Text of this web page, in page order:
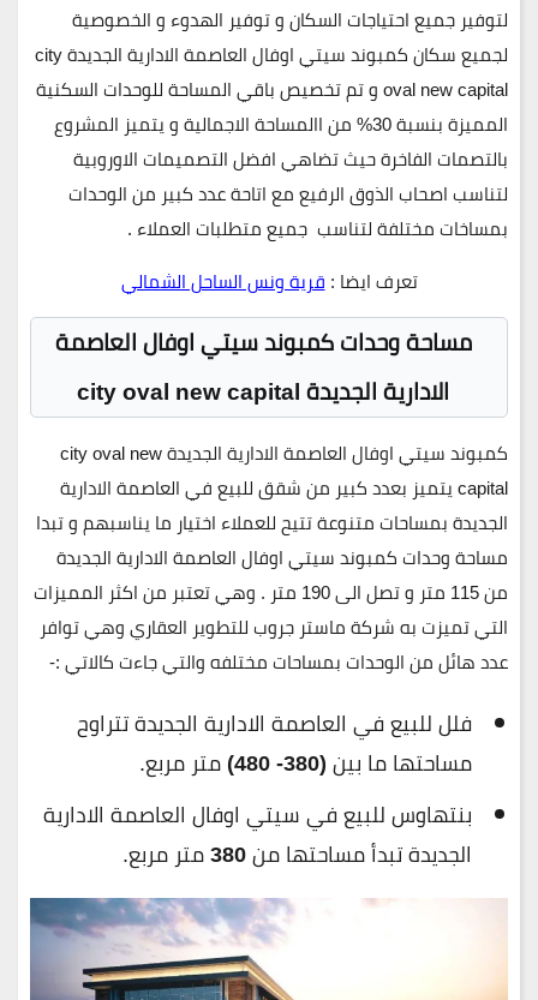
لتوفير جميع احتياجات السكان و توفير الهدوء و الخصوصية
لجميع سكان كمبوند سيتي اوفال العاصمة الادارية الجديدة city
oval new capital و تم تخصيص باقي المساحة للوحدات السكنية
المميزة بنسبة 30% من االمساحة الاجمالية و يتميز المشروع
بالتصمات الفاخرة حيث تضاهي افضل التصميمات الاوروبية
لتناسب اصحاب الذوق الرفيع مع اتاحة عدد كبير من الوحدات
بمساخات مختلفة لتناسب جميع متطلبات العملاء .
تعرف ايضا :قرية ونس الساحل الشمالي
مساحة وحدات كمبوند سيتي اوفال العاصمة
الادارية الجديدة city oval new capital
كمبوند سيتي اوفال العاصمة الادارية الجديدة city oval new
capital يتميز بعدد كبير من شقق للبيع في العاصمة الادارية
الجديدة بمساحات متنوعة تتيح للعملاء اختيار ما يناسبهم و تبدا
مساحة وحدات كمبوند سيتي اوفال العاصمة الادارية الجديدة
من 115 متر و تصل الى 190 متر . وهي تعتبر من اكثر المميزات
التي تميزت به شركة ماستر جروب للتطوير العقاري وهي توافر
عدد هائل من الوحدات بمساحات مختلفه والتي جاءت كالاتي :-
فلل للبيع في العاصمة الادارية الجديدة تتراوح
مساحتها ما بين(380- 480)
متر مربع.
بنتهاوس للبيع في سيتي اوفال العاصمة الادارية
الجديدة تبدأ مساحتها من380متر مربع.